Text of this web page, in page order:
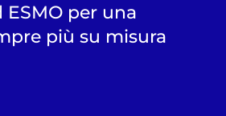
per una
più su misura